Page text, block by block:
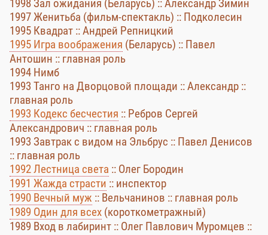
1998 Зал ожидания (Беларусь) :: Александр Зимин
1997 Женитьба (фильм-спектакль) :: Подколесин
1995 Квадрат :: Андрей Репницкий
1995 Игра воображения (Беларусь) :: Павел
Антошин :: главная роль
1994 Нимб
1993 Танго на Дворцовой площади :: Александр ::
главная роль
1993 Кодекс бесчестия :: Ребров Сергей
Александрович :: главная роль
1993 Завтрак с видом на Эльбрус :: Павел Денисов
:: главная роль
1992 Лестница света :: Олег Бородин
1991 Жажда страсти :: инспектор
1990 Вечный муж :: Вельчанинов :: главная роль
1989 Один для всех (короткометражный)
1989 Вход в лабиринт :: Олег Павлович Муромцев ::